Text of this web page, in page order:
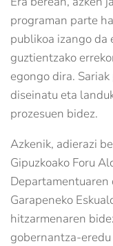
programan parte
publikoa izango da
guztientzako
egongo dira.
diseinatu eta
prozesuen bidez.
Azkenik, adierazi
Gipuzkoako Foru
Departamentuaren
Garapeneko
hitzarmenaren
gobernantza-